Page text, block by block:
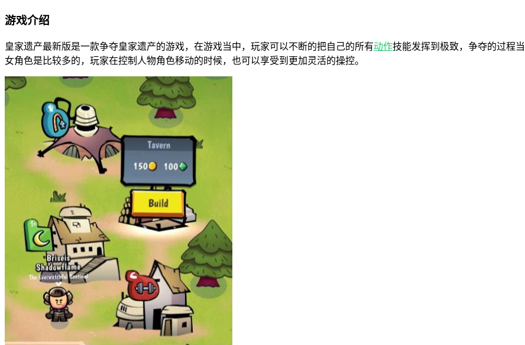
游戏介绍
皇家遗产最新版是一款争夺皇家遗产的游戏，在游戏当中，玩家可以不断的把自己的所有动作技能发挥到极致，争夺的过程
女角色是比较多的，玩家在控制人物角色移动的时候，也可以享受到更加灵活的操控。